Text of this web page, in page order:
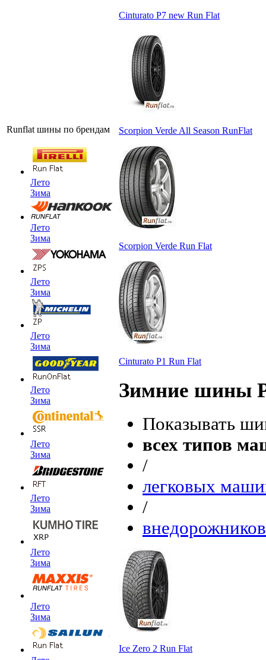
Runflat шины по брендам
Лето
Зима
Лето
Зима
Лето
Зима
Лето
Зима
Лето
Зима
Лето
Зима
Лето
Зима
Лето
Зима
Лето
Зима
Cinturato P7 new Run Flat
Scorpion Verde All Season RunFlat
Scorpion Verde Run Flat
Cinturato P1 Run Flat
Зимние шины
Показывать
всех типов
/
легковых
/
внедорожников
Ice Zero 2 Run Flat